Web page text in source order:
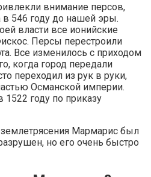
внимание персов,
546 году до нашей эры.
власти все ионийские
Персы перестроили
Все изменилось с приходом
когда город передали
переходил из рук в руки,
Османской империи.
году по приказу
землетрясения Мармарис был
но его очень быстро